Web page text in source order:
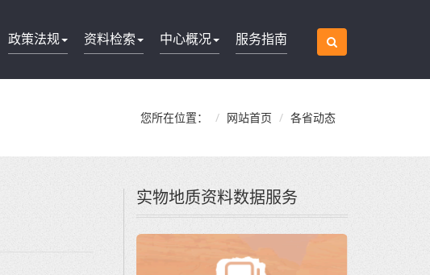
政策法规 资料检索 中心概况 服务指南
您所在位置： 网站首页 各省动态
实物地质资料数据服务